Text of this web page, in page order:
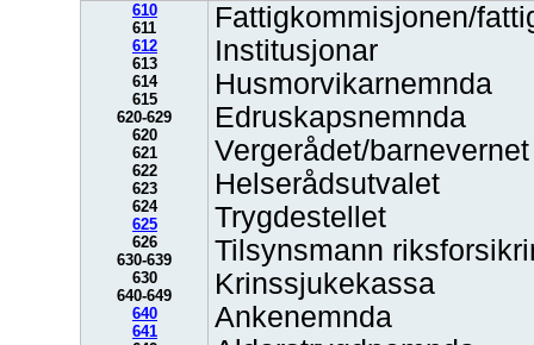
610
611
612
613
614
615
620-629
620
621
622
623
624
625
626
630-639
630
640-649
640
641
Fattigkommisjonen/
Institusjonar
Husmorvikarnemnda
Edruskapsnemnda
Vergerådet/barnevernet
Helserådsutvalet
Trygdestellet
Tilsynsmann
Krinssjukekassa
Ankenemnda